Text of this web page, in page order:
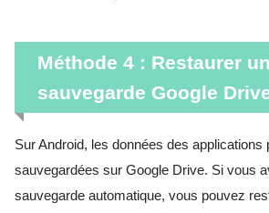
Méthode 4 : Restaurer
sauvegarde Google
Sur Android, les données des applications
sauvegardées sur Google Drive. Si vous
sauvegarde automatique, vous pouvez